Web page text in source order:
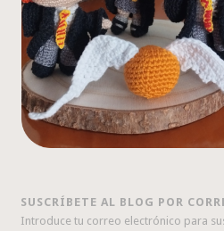
SUSCRÍBETE AL BLOG POR
Introduce tu correo electrónico para